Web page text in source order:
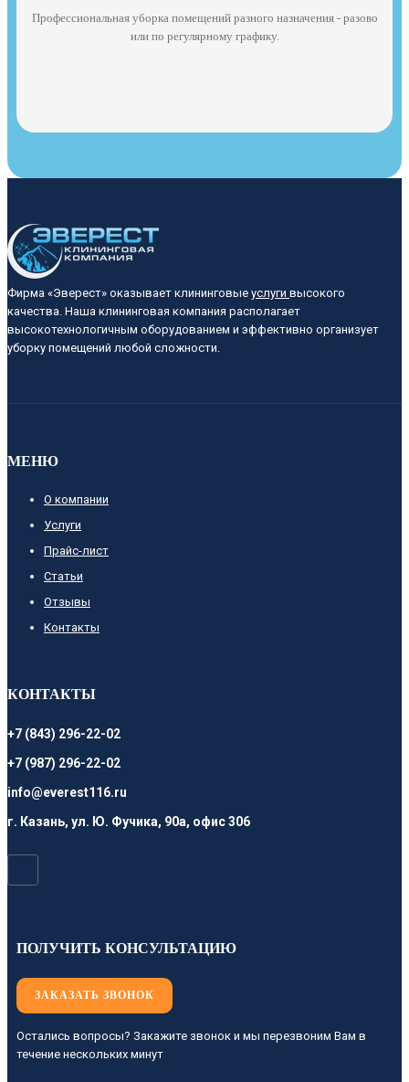
Профессиональная уборка помещений разного назначения - разово
или по регулярному графику.
Фирма «Эверест» оказывает клининговые услуги высокого
качества. Наша клининговая компания располагает
высокотехнологичным оборудованием и эффективно организует
уборку помещений любой сложности.
МЕНЮ
О компании
Услуги
Прайс-лист
Cтатьи
Отзывы
Контакты
КОНТАКТЫ
+7 (843) 296-22-02
+7 (987) 296-22-02
info@everest116.ru
г. Казань, ул. Ю. Фучика, 90а, офис 306
ПОЛУЧИТЬ КОНСУЛЬТАЦИЮ
ЗАКАЗАТЬ ЗВОНОК
Остались вопросы? Закажите звонок и мы перезвоним Вам в
течение нескольких минут